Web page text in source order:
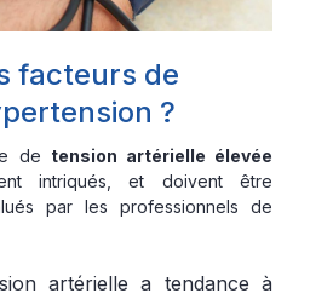
facteurs de
?
de tension artérielle élevée
intriqués, et doivent être
par les professionnels de
artérielle a tendance à